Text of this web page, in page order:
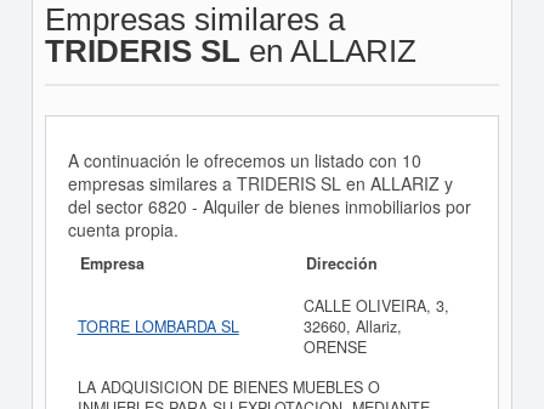
Empresas similares a
TRIDERIS SL en ALLARIZ
A continuación le ofrecemos un listado con 10
empresas similares a TRIDERIS SL en ALLARIZ y
del sector 6820 - Alquiler de bienes inmobiliarios por
cuenta propia.
Empresa Dirección
TORRE LOMBARDA SL
CALLE OLIVEIRA, 3,
32660, Allariz,
ORENSE
LA ADQUISICION DE BIENES MUEBLES O